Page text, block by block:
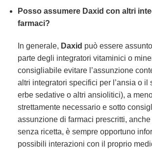
Posso assumere Daxid con altri
farmaci?
In generale, Daxid può essere
parte degli integratori vitaminici o
consigliabile evitare l’assunzione
altri integratori specifici per l’ansia o il
erbe sedative o altri ansiolitici), a
strettamente necessario e sotto
assunzione di farmaci prescritti, anche
senza ricetta, è sempre opportuno
possibili interazioni con il proprio